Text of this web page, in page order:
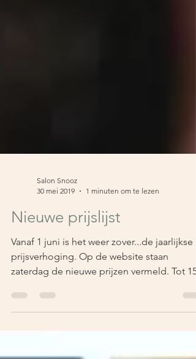
30 mei 2019
1 minuten om te lezen
Nieuwe prijslijst
Vanaf 1 juni is het weer zover...de jaarlijkse
prijsverhoging. Op de website staan
zaterdag de nieuwe prijzen vermeld. Tot 15